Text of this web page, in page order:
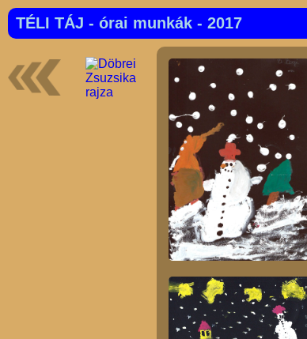
TÉLI TÁJ - órai munkák - 2017